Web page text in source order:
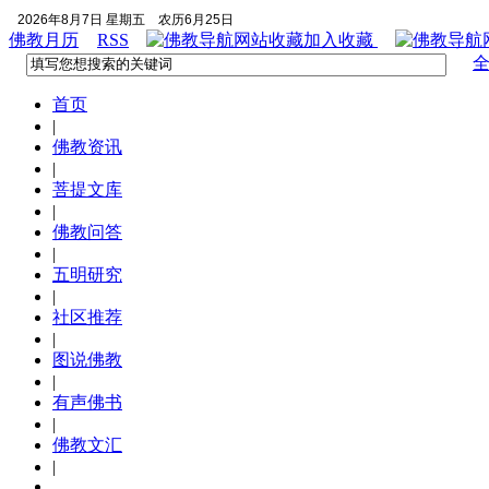
2026年8月7日 星期五 农历6月25日
佛教月历 RSS 加入收藏
首页
|
佛教资讯
|
菩提文库
|
佛教问答
|
五明研究
|
社区推荐
|
图说佛教
|
有声佛书
|
佛教文汇
|